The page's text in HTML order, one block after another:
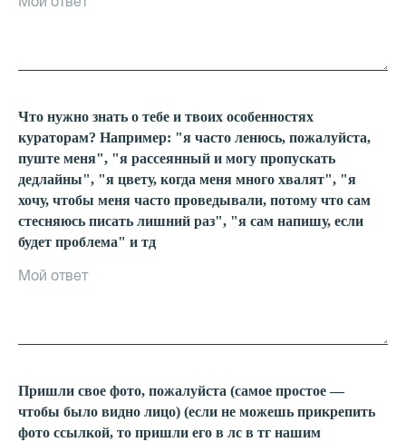
Что нужно знать о тебе и твоих особенностях
кураторам? Например: "я часто ленюсь, пожалуйста,
пуште меня", "я рассеянный и могу пропускать
дедлайны", "я цвету, когда меня много хвалят", "я
хочу, чтобы меня часто проведывали, потому что сам
стесняюсь писать лишний раз", "я сам напишу, если
будет проблема" и тд
Пришли свое фото, пожалуйста (самое простое —
чтобы было видно лицо) (если не можешь прикрепить
фото ссылкой, то пришли его в лс в тг нашим